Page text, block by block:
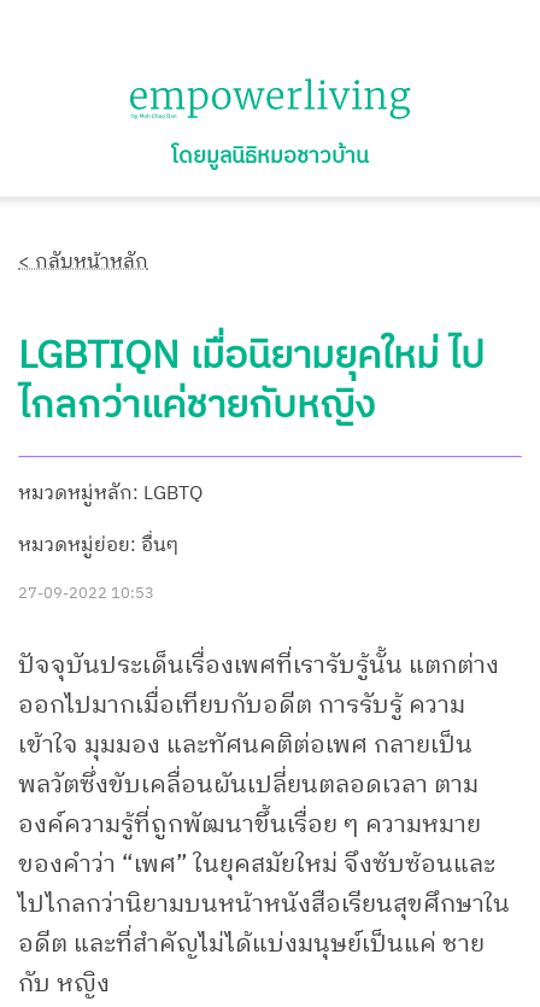
โดยมูลนิธิหมอชาวบ้าน
< กลับหน้าหลัก
LGBTIQN เมื่อนิยามยุคใหม่ ไป
ไกลกว่าแค่ชายกับหญิง
หมวดหมู่หลัก: LGBTQ
หมวดหมู่ย่อย: อื่นๆ
27-09-2022 10:53
ปัจจุบันประเด็นเรื่องเพศที่เรารับรู้นั้น แตกต่าง
ออกไปมากเมื่อเทียบกับอดีต การรับรู้ ความ
เข้าใจ มุมมอง และทัศนคติต่อเพศ กลายเป็น
พลวัตซึ่งขับเคลื่อนผันเปลี่ยนตลอดเวลา ตาม
องค์ความรู้ที่ถูกพัฒนาขึ้นเรื่อย ๆ ความหมาย
ของคำว่า “เพศ” ในยุคสมัยใหม่ จึงซับซ้อนและ
ไปไกลกว่านิยามบนหน้าหนังสือเรียนสุขศึกษาใน
อดีต และที่สำคัญไม่ได้แบ่งมนุษย์เป็นแค่ ชาย
กับ หญิง